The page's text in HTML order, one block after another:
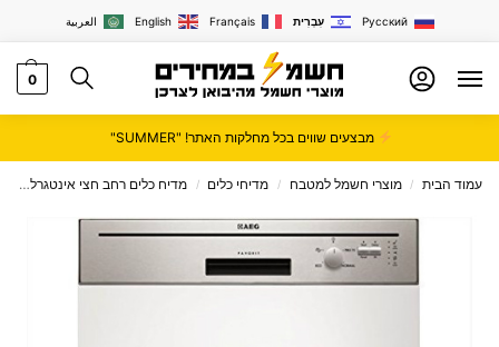
العربية English Français עִבְרִית Русский
0
מבצעים שווים בכל מחלקות האתר! "SUMMER"
עמוד הבית / מוצרי חשמל למטבח / מדיחי כלים / מדיח כלים רחב חצי אינטגרלי